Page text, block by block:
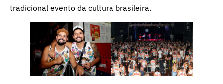
tradicional evento da cultura brasileira.